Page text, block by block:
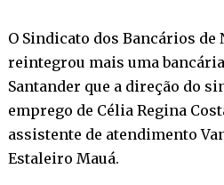
O Sindicato dos Bancários de
reintegrou mais uma
Santander que a direção do
emprego de Célia Regina
assistente de atendimento
Estaleiro Mauá.